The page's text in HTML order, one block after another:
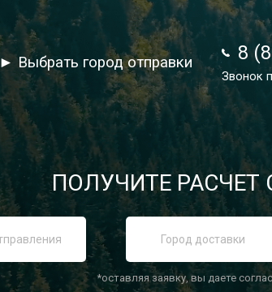
8
Звонок
► Выбрать город отправки 8
Звонок
ПОЛУЧИТЕ РАСЧЕТ
*оставляя заявку, вы даете